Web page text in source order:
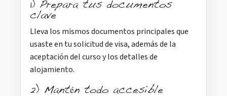
1) Prepara tus documentos
clave
Lleva los mismos documentos principales que
usaste en tu solicitud de visa, además de la
aceptación del curso y los detalles de
alojamiento.
2) Mantén todo accesible